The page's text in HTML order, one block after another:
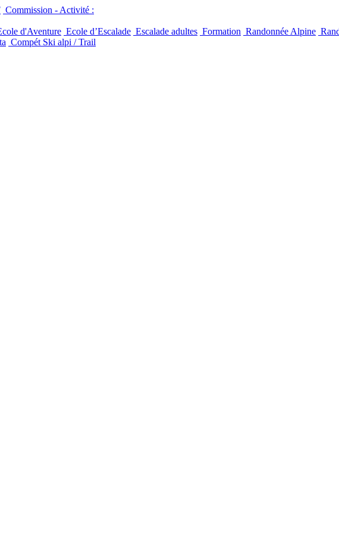
Commission - Activité :
d'Aventure Ecole d’Escalade Escalade adultes Formation Randonnée Alpine
Compét Ski alpi / Trail